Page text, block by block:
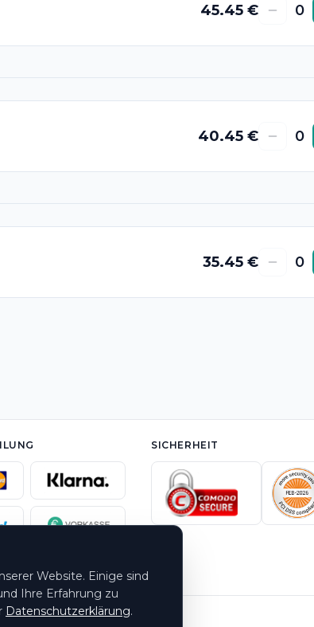
45.45 € 0
40.45 € 0
35.45 € 0
SICHERHEIT
Uhr
Website. Einige sind
Ihre Erfahrung zu
Datenschutzerklärung.